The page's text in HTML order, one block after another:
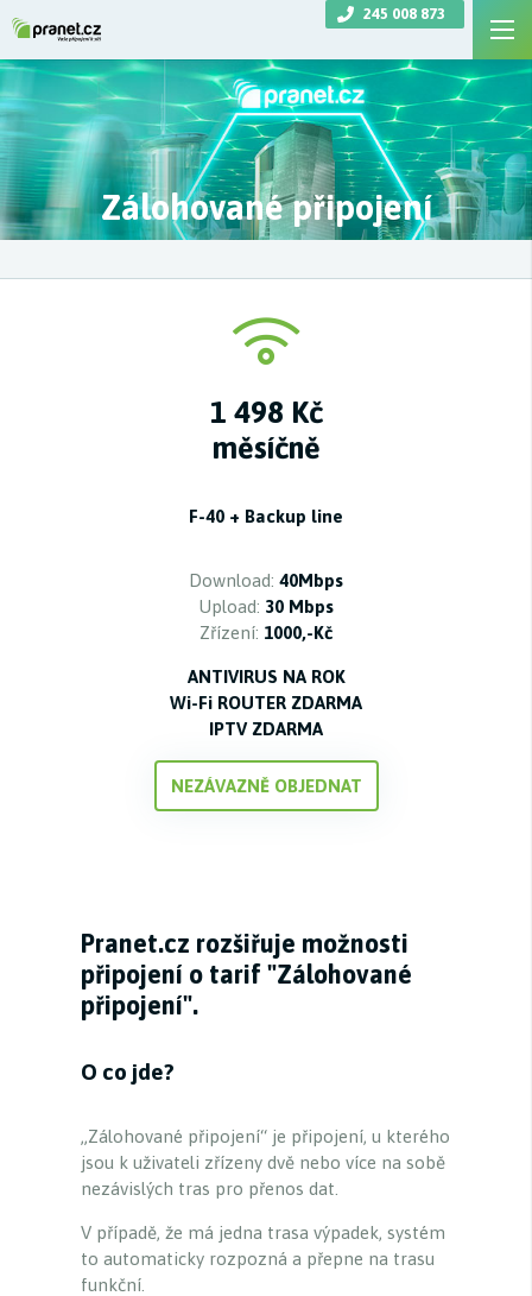
245 008 873
Zálohované připojení
1 498 Kč
měsíčně
F-40 + Backup line
Download: 40Mbps
Upload: 30 Mbps
Zřízení: 1000,-Kč
ANTIVIRUS NA ROK
Wi-Fi ROUTER ZDARMA
IPTV ZDARMA
NEZÁVAZNĚ OBJEDNAT
Pranet.cz rozšiřuje možnosti
připojení o tarif "Zálohované
připojení".
O co jde?
„Zálohované připojení“ je připojení, u kterého
jsou k uživateli zřízeny dvě nebo více na sobě
nezávislých tras pro přenos dat.
V případě, že má jedna trasa výpadek, systém
to automaticky rozpozná a přepne na trasu
funkční.